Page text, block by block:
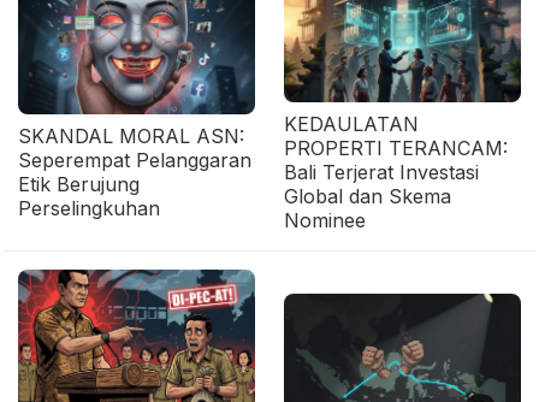
SKANDAL MORAL ASN:
Seperempat Pelanggaran
Etik Berujung
Perselingkuhan
KEDAULATAN
PROPERTI TERANCAM:
Bali Terjerat Investasi
Global dan Skema
Nominee